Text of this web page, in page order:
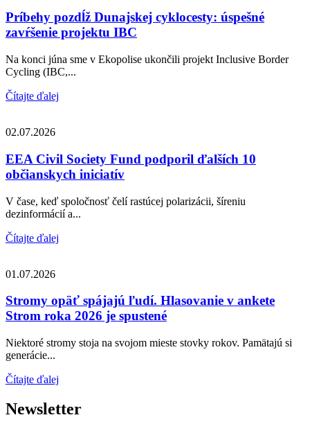
Príbehy pozdĺž Dunajskej cyklocesty: úspešné
zavŕšenie projektu IBC
Na konci júna sme v Ekopolise ukončili projekt Inclusive Border
Cycling (IBC,...
Čítajte ďalej
02.07.2026
EEA Civil Society Fund podporil ďalších 10
občianskych iniciatív
V čase, keď spoločnosť čelí rastúcej polarizácii, šíreniu
dezinformácií a...
Čítajte ďalej
01.07.2026
Stromy opäť spájajú ľudí. Hlasovanie v ankete
Strom roka 2026 je spustené
Niektoré stromy stoja na svojom mieste stovky rokov. Pamätajú si
generácie...
Čítajte ďalej
Newsletter